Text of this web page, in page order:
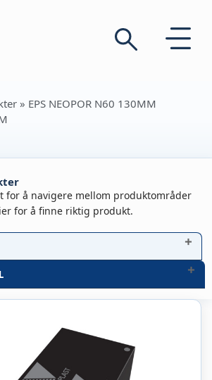
» EPS NEOPOR N60 130MM
for å navigere mellom produktområder
for å finne riktig produkt.